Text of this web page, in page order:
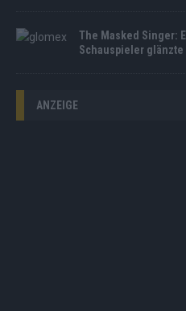
The Masked Singer:
Schauspieler glänzte
ANZEIGE